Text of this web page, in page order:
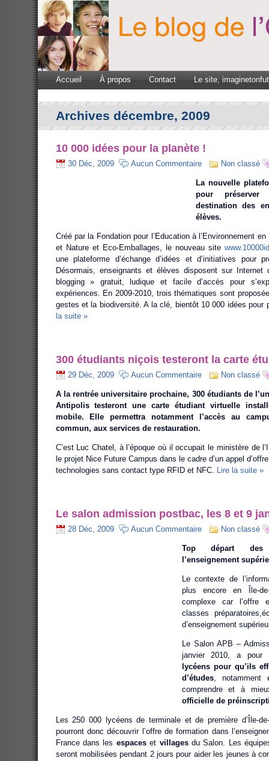
Accueil À propos Contact Le site,
Archives décembre, 2009
10 000 idées pour la planète !
30 Déc, 2009 Aucun Commentaire Non classé
La nouvelle
pour préserver
destination des
élèves.
Créé par la Fondation pour l’Education à l’Environnement
et Nature et Eco-Emballages, le nouveau site
une plateforme d’échange d’idées et d’initiatives pour
Désormais, enseignants et élèves disposent sur Internet
blogging » gratuit, ludique et facile d’accès pour
expériences. En 2009-2010, trois thématiques sont
gestes et la biodiversité. A la clé, bientôt 10 000 idées pour
la suite »
300 étudiants niçois testeront la carte
29 Déc, 2009 Aucun Commentaire Non classé
A la rentrée universitaire prochaine, 300 étudiants de
Antipolis testeront une carte étudiant virtuelle
mobile. Elle permettra notamment l’accès au
commun, aux services de restauration.
C’est Luc Chatel, à l’époque où il occupait le ministère de
le projet Nice Future Campus dans le cadre d’un appel
technologies sans contact type RFID et NFC. Lire la suite »
Le salon admission postbac, les 8 et 9
28 Déc, 2009 Aucun Commentaire Non classé
Top départ des
l’enseignement
Le contexte de
plus encore en Île-
complexe car l’offre
classes
d’enseignement
Le Salon APB –
janvier 2010, a pour
lycéens pour qu’ils
d’études, notamment
comprendre et à
officielle de
Les 250 000 lycéens de terminale et de première d’Île-
pourront donc découvrir l’offre de formation dans
France dans les espaceset villagesdu Salon. Les
seront mobilisées pendant 2 jours pour aider les jeunes à